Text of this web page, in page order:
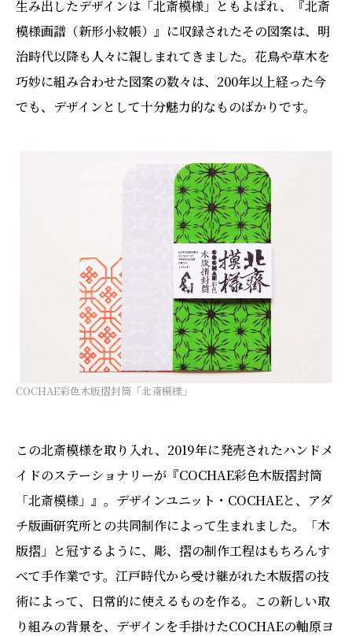
生み出したデザインは「北斎模様」ともよばれ、『北斎
模様画譜（新形小紋帳）』に収録されたその図案は、明
治時代以降も人々に親しまれてきました。花鳥や草木を
巧妙に組み合わせた図案の数々は、200年以上経った今
でも、デザインとして十分魅力的なものばかりです。
COCHAE彩色木版摺封筒「北斎模様」
この北斎模様を取り入れ、2019年に発売されたハンドメ
イドのステーショナリーが『COCHAE彩色木版摺封筒
「北斎模様」』。デザインユニット・COCHAEと、アダ
チ版画研究所との共同制作によって生まれました。「木
版摺」と冠するように、彫、摺の制作工程はもちろんす
べて手作業です。江戸時代から受け継がれた木版摺の技
術によって、日常的に使えるものを作る。この新しい取
り組みの背景を、デザインを手掛けたCOCHAEの軸原ヨ